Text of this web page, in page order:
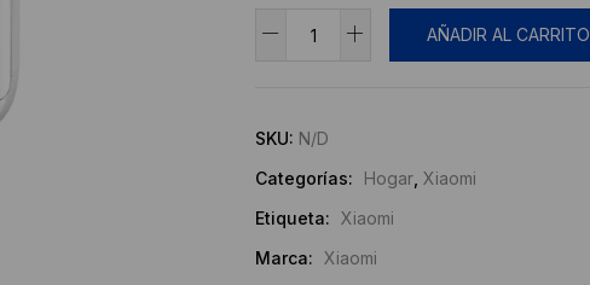
Xiaomi
4,5L
cantidad
AÑADIR AL CARRITO
SKU: N/D
Categorías:
Hogar Xiaomi
Etiqueta: Xiaomi
Marca: Xiaomi